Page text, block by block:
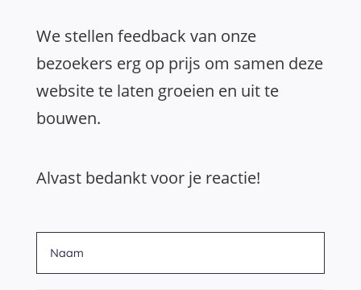
We stellen feedback van onze
bezoekers erg op prijs om samen deze
website te laten groeien en uit te
bouwen.
Alvast bedankt voor je reactie!